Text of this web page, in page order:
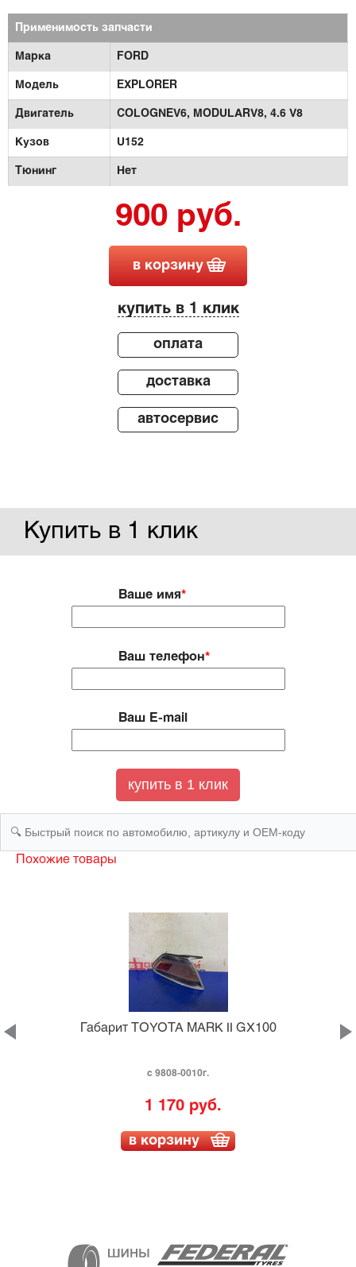
Применимость запчасти
Марка FORD
Модель EXPLORER
Двигатель COLOGNEV6, MODULARV8, 4.6 V8
Кузов U152
Тюнинг Нет
900 руб.
в корзину
купить в 1 клик
оплата
доставка
автосервис
Купить в 1 клик
Ваше имя*
Ваш телефон*
Ваш E-mail
Похожие товары
Габарит TOYOTA MARK II GX100
с 9808-0010г.
1 170 руб.
в корзину